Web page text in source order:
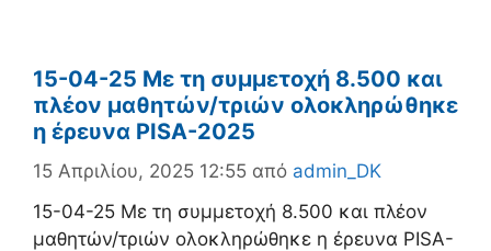
15-04-25 Με τη συμμετοχή 8.500 και
πλέον μαθητών/τριών ολοκληρώθηκε
η έρευνα PISA-2025
15 Απριλίου, 2025 12:55 από admin_DK
15-04-25 Με τη συμμετοχή 8.500 και πλέον
μαθητών/τριών ολοκληρώθηκε η έρευνα PISA-